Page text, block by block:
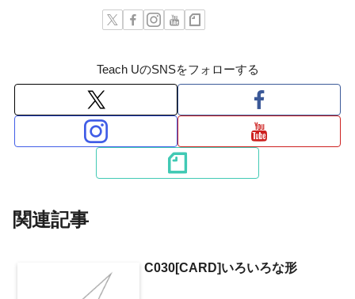
Teach UのSNSをフォローする
関連記事
C030[CARD]いろいろな形